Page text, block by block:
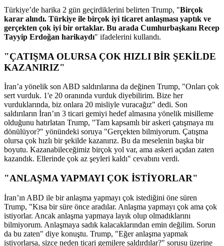
Türkiye’de harika 2 gün geçirdiklerini belirten Trump, "Birçok
karar alındı. Türkiye ile birçok iyi ticaret anlaşması yaptık ve
gerçekten çok iyi bir ortaklar. Bu arada Cumhurbaşkanı Recep
Tayyip Erdoğan harikaydı" ifadelerini kullandı.
"ÇATIŞMA OLURSA ÇOK HIZLI BİR ŞEKİLDE
KAZANIRIZ"
İran’a yönelik son ABD saldırılarına da değinen Trump, "Onları çok
sert vurduk. 1'e 20 oranında vurduk diyebilirim. Bize her
vurduklarında, biz onlara 20 misliyle vuracağız" dedi. Son
saldırıların İran’ın 3 ticari gemiyi hedef almasına yönelik misilleme
olduğunu hatırlatan Trump, "Tam kapsamlı bir askeri çatışmaya mı
dönülüyor?" yönündeki soruya "Gerçekten bilmiyorum. Çatışma
olursa çok hızlı bir şekilde kazanırız. Bu da meselenin başka bir
boyutu. Kazanabileceğimiz birçok yol var, ama askeri açıdan zaten
kazandık. Ellerinde çok az şeyleri kaldı" cevabını verdi.
"ANLAŞMA YAPMAYI ÇOK İSTİYORLAR"
İran’ın ABD ile bir anlaşma yapmayı çok istediğini öne süren
Trump, "Kısa bir süre önce aradılar. Anlaşma yapmayı çok ama çok
istiyorlar. Ancak anlaşma yapmaya layık olup olmadıklarını
bilmiyorum. Anlaşmaya sadık kalacaklarından emin değilim. Sorun
da bu zaten" diye konuştu. Trump, "Eğer anlaşma yapmak
istiyorlarsa, sizce neden ticari gemilere saldırdılar?" sorusu üzerine